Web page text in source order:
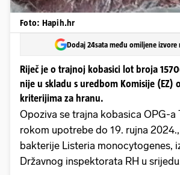
Foto: Hapih.hr
Dodaj 24sata među omiljene izvore
Riječ je o trajnoj kobasici lot broja
nije u skladu s uredbom Komisije (EZ)
kriterijima za hranu.
Opoziva se trajna kobasica OPG-a
rokom upotrebe do 19. rujna
bakterije Listeria monocytogenes,
Državnog inspektorata RH u